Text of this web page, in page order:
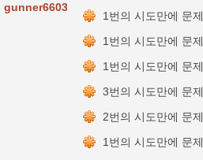
gunner6603
1번의 시도만에 문제
1번의 시도만에 문제
1번의 시도만에 문제
3번의 시도만에 문제
2번의 시도만에 문제
1번의 시도만에 문제